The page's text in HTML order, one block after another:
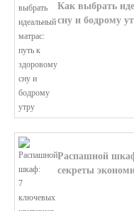
Как выбрать
сну и бодрому
Распашной
секреты